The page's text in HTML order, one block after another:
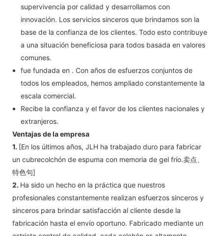
supervivencia por calidad y desarrollamos con
innovación. Los servicios sinceros que brindamos son la
base de la confianza de los clientes. Todo esto contribuye
a una situación beneficiosa para todos basada en valores
comunes.
fue fundada en . Con años de esfuerzos conjuntos de
todos los empleados, hemos ampliado constantemente la
escala comercial.
Recibe la confianza y el favor de los clientes nacionales y
extranjeros.
Ventajas de la empresa
1. [En los últimos años, JLH ha trabajado duro para fabricar
un cubrecolchón de espuma con memoria de gel frío.卖点、
特色句]
2. Ha sido un hecho en la práctica que nuestros
profesionales constantemente realizan esfuerzos sinceros y
sinceros para brindar satisfacción al cliente desde la
fabricación hasta el envío oportuno. Fabricado mediante un